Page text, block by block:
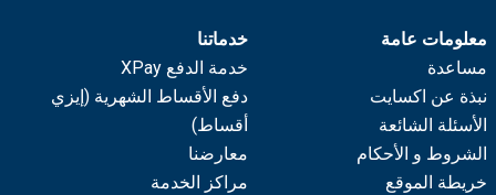
معلومات عامة
مساعدة
نبذة عن اكسايت
الأسئلة الشائعة
الشروط و الأحكام
خريطة الموقع
خدماتنا
خدمة الدفع XPay
دفع الأقساط الشهرية (إيزي
أقساط)
معارضنا
مراكز الخدمة